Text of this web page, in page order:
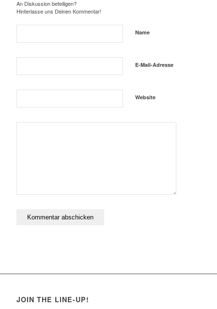
An Diskussion beteiligen?
Hinterlasse uns Deinen Kommentar!
Name
E-Mail-Adresse
Website
JOIN THE LINE-UP!